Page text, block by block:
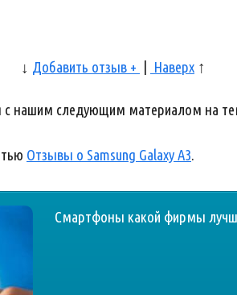
↓ Добавить отзыв + Наверх ↑
с нашим следующим материалом на
Отзывы о Samsung Galaxy A3.
Смартфоны какой фирмы